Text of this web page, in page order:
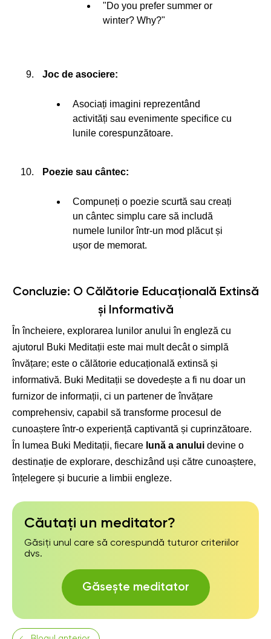
"Do you prefer summer or
winter? Why?"
Joc de asociere:
Asociați imagini reprezentând
activități sau evenimente specifice cu
lunile corespunzătoare.
Poezie sau cântec:
Compuneți o poezie scurtă sau creați
un cântec simplu care să includă
numele lunilor într-un mod plăcut și
ușor de memorat.
Concluzie: O Călătorie Educațională Extinsă
și Informativă
În încheiere, explorarea lunilor anului în engleză cu
ajutorul Buki Meditații este mai mult decât o simplă
învățare; este o călătorie educațională extinsă și
informativă. Buki Meditații se dovedește a fi nu doar un
furnizor de informații, ci un partener de învățare
comprehensiv, capabil să transforme procesul de
cunoaștere într-o experiență captivantă și cuprinzătoare.
În lumea Buki Meditații, fiecare lună a anului devine o
destinație de explorare, deschizând uși către cunoaștere,
înțelegere și bucurie a limbii engleze.
Căutați un meditator?
Găsiți unul care să corespundă tuturor criteriilor
dvs.
Găsește meditator